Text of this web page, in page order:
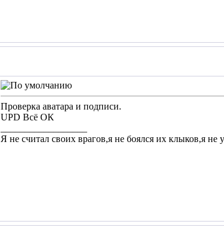
Проверка аватара и подписи.
UPD Всё ОК
Я не считал своих врагов,я не боялся их клыков,я